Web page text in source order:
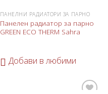
ПАНЕЛНИ РАДИАТОРИ ЗА ПАРНО
Панелен радиатор за парно
GREEN ECO THERM Sahra
Добави в любими